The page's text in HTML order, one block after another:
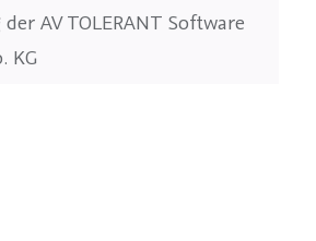
AV TOLERANT Software
KG